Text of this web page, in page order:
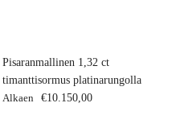
Pisaranmallinen 1,32 ct
timanttisormus platinarungolla
Normaalihinta
Alkaen €10.150,00